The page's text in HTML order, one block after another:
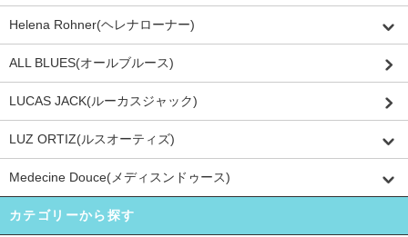
Helena Rohner(ヘレナローナー)
ALL BLUES(オールブルース)
LUCAS JACK(ルーカスジャック)
LUZ ORTIZ(ルスオーティズ)
Medecine Douce(メディスンドゥース)
カテゴリーから探す